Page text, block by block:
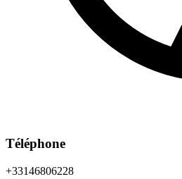
Téléphone
+33146806228